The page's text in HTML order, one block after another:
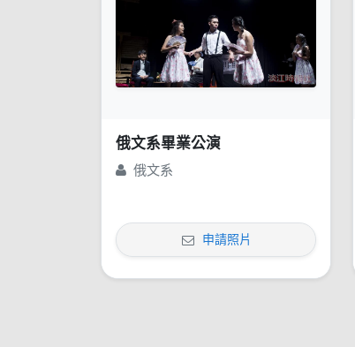
俄文系畢業公演
俄文系
申請照片